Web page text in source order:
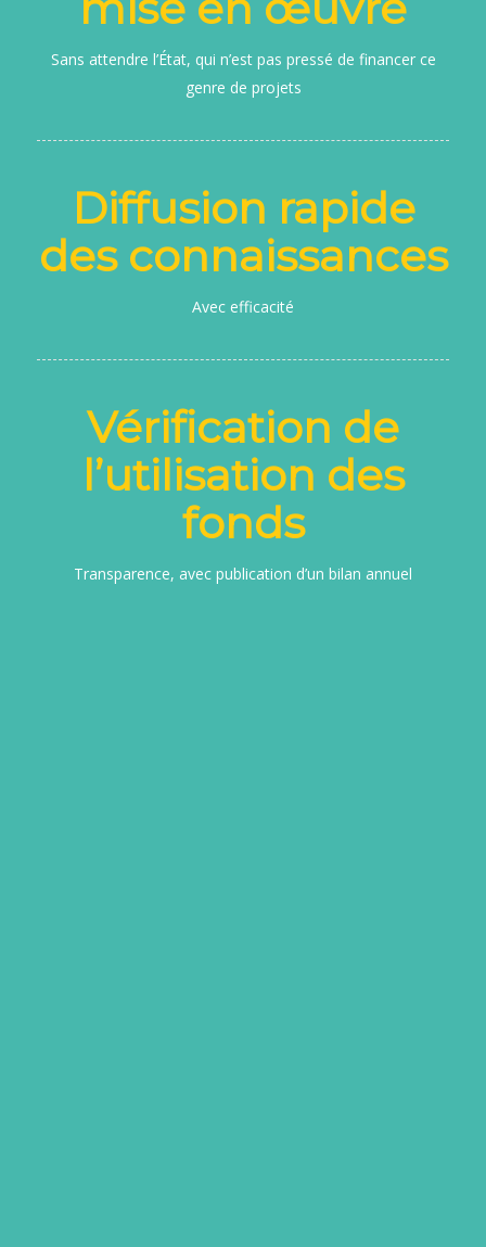
Sans attendre l’État, qui n’est pas pressé de financer ce
genre de projets
Diffusion rapide
des connaissances
Avec efficacité
Vérification de
l’utilisation des
fonds
Transparence, avec publication d’un bilan annuel